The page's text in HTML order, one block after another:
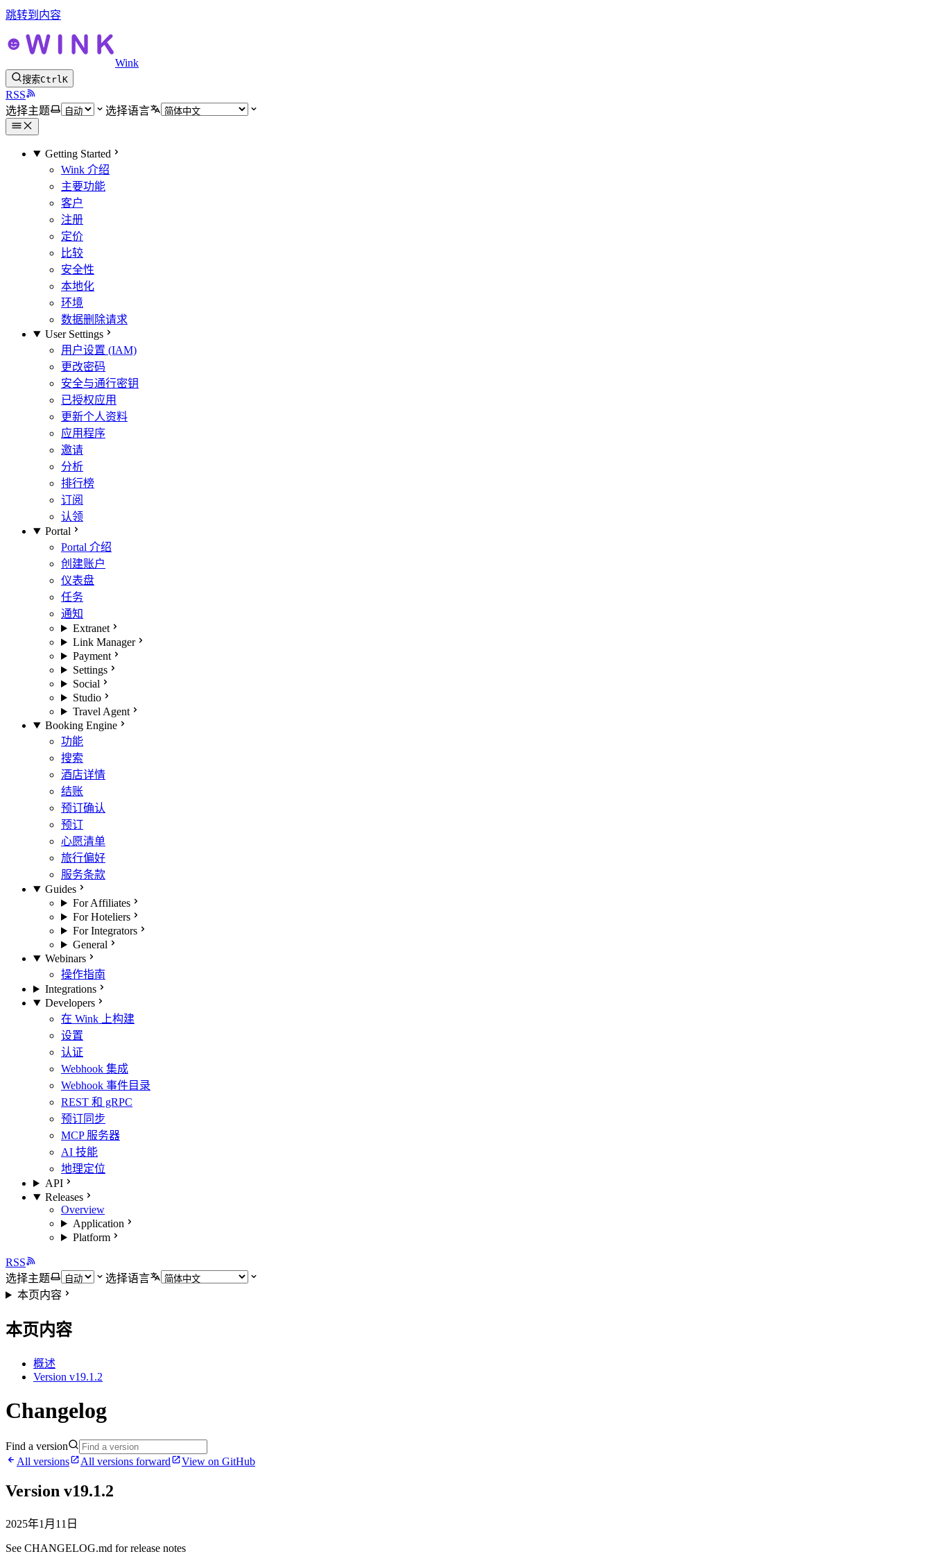
跳转到内容
Wink
搜索CtrlK
RSS
选择主题
选择语言
Getting Started
Wink 介绍
主要功能
客户
注册
定价
比较
安全性
本地化
环境
数据删除请求
User Settings
用户设置 (IAM)
更改密码
安全与通行密钥
已授权应用
更新个人资料
应用程序
邀请
分析
排行榜
订阅
认领
Portal
Portal 介绍
创建账户
仪表盘
任务
通知
Extranet
Link Manager
Payment
Settings
Social
Studio
Travel Agent
Booking Engine
功能
搜索
酒店详情
结账
预订确认
预订
心愿清单
旅行偏好
服务条款
Guides
For Affiliates
For Hoteliers
For Integrators
General
Webinars
操作指南
Integrations
Developers
在 Wink 上构建
设置
认证
Webhook 集成
Webhook 事件目录
REST 和 gRPC
预订同步
MCP 服务器
AI 技能
地理定位
API
Releases
Overview
Application
Platform
RSS
选择主题
选择语言
本页内容
本页内容
概述
Version v19.1.2
Changelog
Find a version
All versions
All versions forward View on GitHub
Version v19.1.2
2025年1月11日
See CHANGELOG.md for release notes